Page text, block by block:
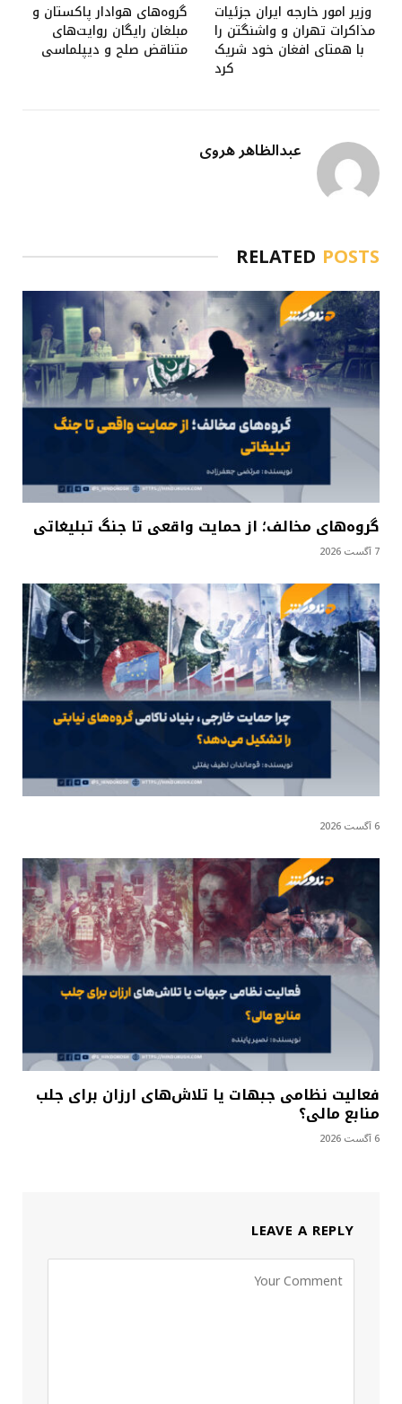
وزیر امور خارجه ایران جزئیات
مذاکرات تهران و واشنگتن را
با همتای افغان خود شریک
کرد
گروه‌های هوادار پاکستان و
مبلغان رایگان روایت‌های
متناقض صلح و دیپلماسی
عبدالظاهر هروی
RELATED POSTS
گروه‌های مخالف؛ از حمایت واقعی تا جنگ تبلیغاتی
7 آگست 2026
6 آگست 2026
فعالیت نظامی جبهات یا تلاش‌های ارزان برای جلب
منابع مالی؟
6 آگست 2026
LEAVE A REPLY